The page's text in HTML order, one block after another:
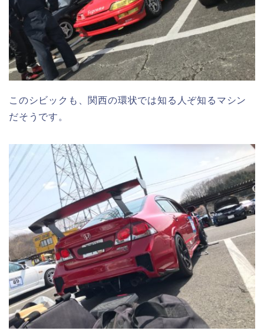
このシビックも、関西の環状では知る人ぞ知るマシン
だそうです。